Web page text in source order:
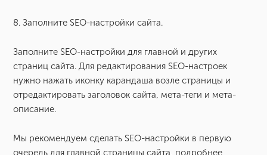
8. Заполните SEO-настройки сайта.
Заполните SEO-настройки для главной и других
страниц сайта. Для редактирования SEO-настроек
нужно нажать иконку карандаша возле страницы и
отредактировать заголовок сайта, мета-теги и мета-
описание.
Мы рекомендуем сделать SEO-настройки в первую
очередь для главной страницы сайта, подробнее